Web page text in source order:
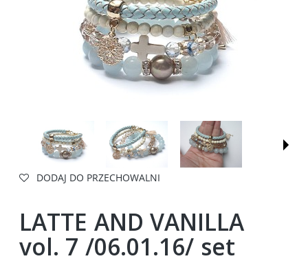
DODAJ DO PRZECHOWALNI
LATTE AND VANILLA
vol. 7 /06.01.16/ set